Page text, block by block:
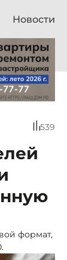
Новости
539
формат,